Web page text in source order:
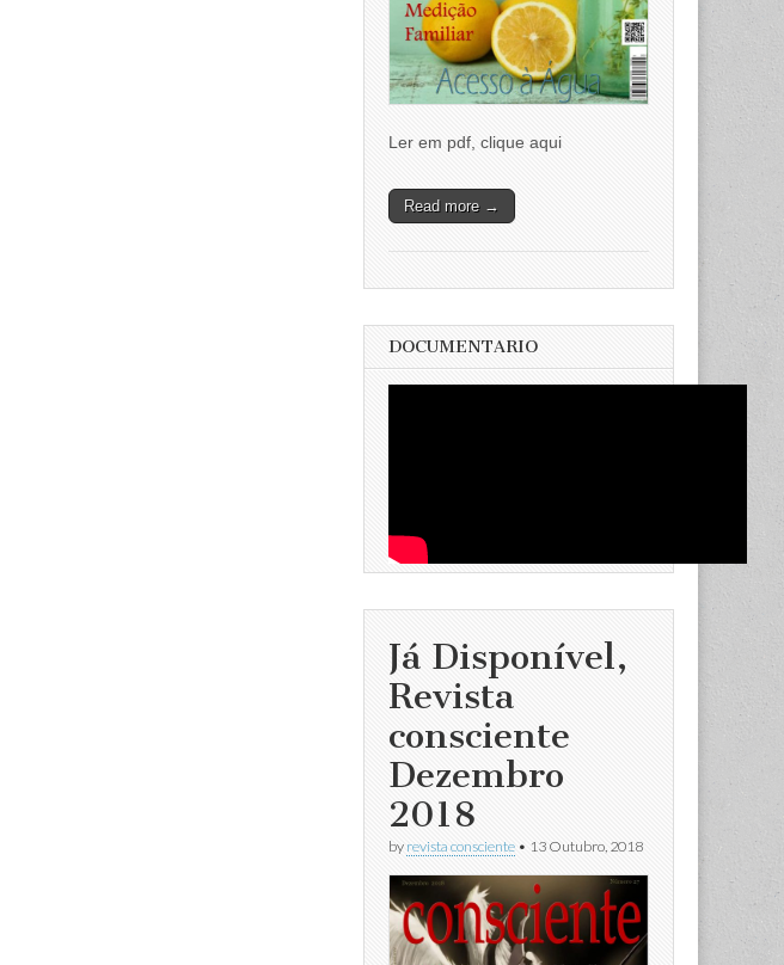
Ler em pdf, clique aqui
Read more →
DOCUMENTARIO
Já Disponível,
Revista
consciente
Dezembro
2018
by revista consciente • 13 Outubro, 2018